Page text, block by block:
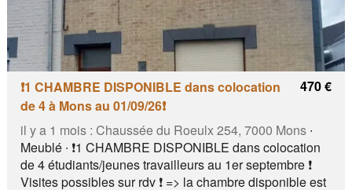
❗️1 CHAMBRE DISPONIBLE dans colocation
de 4 à Mons au 01/09/26❗️
il y a 1 mois : Chaussée du Roeulx 254, 7000 Mons∙
Meublé ∙ ❗️1 CHAMBRE DISPONIBLE dans colocation
de 4 étudiants/jeunes travailleurs au 1er septembre ❗️
Visites possibles sur rdv ❗️ => la chambre disponible est
470 €